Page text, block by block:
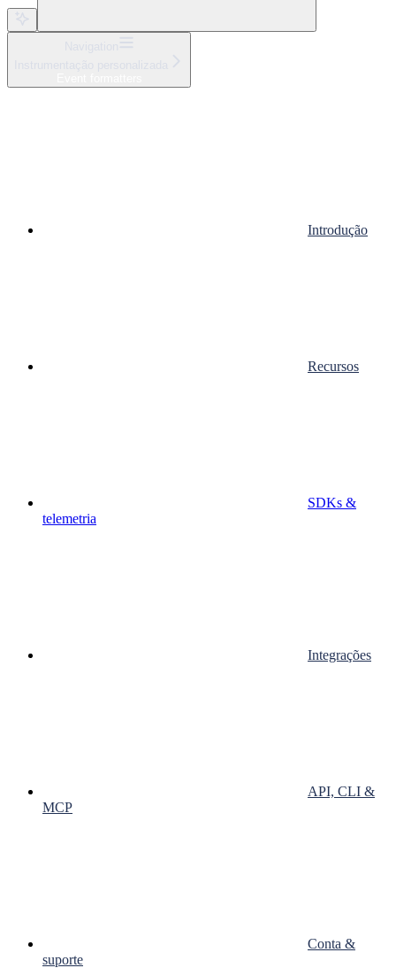
Introdução
Recursos
SDKs &
telemetria
Integrações
API, CLI &
MCP
Conta &
suporte